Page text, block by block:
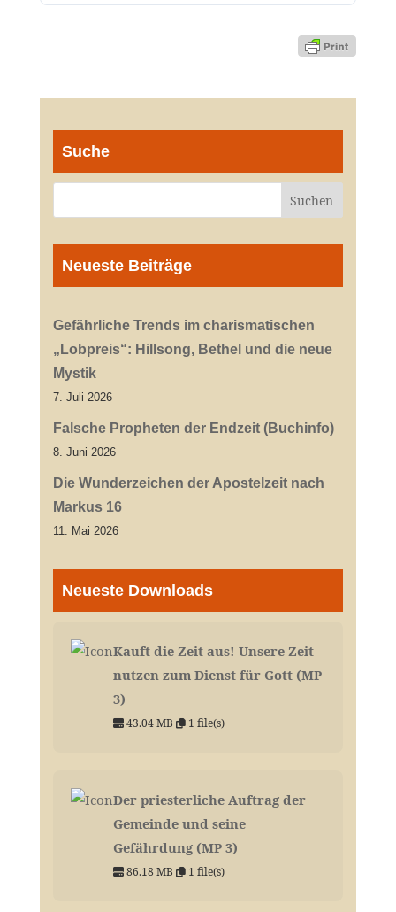
Suche
Neueste Beiträge
Gefährliche Trends im charismatischen
„Lobpreis“: Hillsong, Bethel und die neue
Mystik
7. Juli 2026
Falsche Propheten der Endzeit (Buchinfo)
8. Juni 2026
Die Wunderzeichen der Apostelzeit nach
Markus 16
11. Mai 2026
Neueste Downloads
Kauft die Zeit aus! Unsere Zeit
nutzen zum Dienst für Gott (MP
3)
43.04 MB 1 file(s)
Der priesterliche Auftrag der
Gemeinde und seine
Gefährdung (MP 3)
86.18 MB 1 file(s)